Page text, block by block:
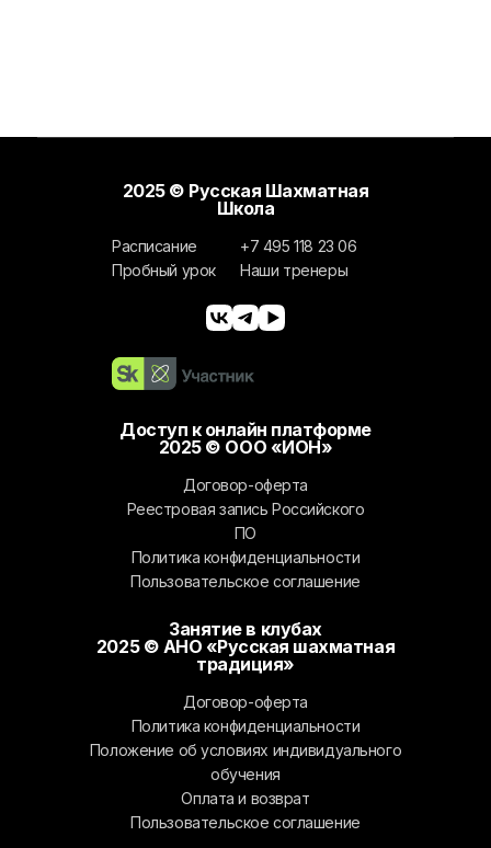
2025 © Русская Шахматная
Школа
+7 495 118 23 06
Наши тренеры
Расписание
Пробный урок
Доступ к онлайн платформе
2025 © ООО «ИОН»
Договор-оферта
Реестровая запись Российского
ПО
Политика конфиденциальности
Пользовательское соглашение
Занятие в клубах
2025 © АНО «Русская шахматная
традиция»
Договор-оферта
Политика конфиденциальности
Положение об условиях индивидуального
обучения
Оплата и возврат
Пользовательское соглашение